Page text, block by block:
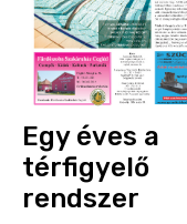
Egy éves a
térfigyelő
rendszer